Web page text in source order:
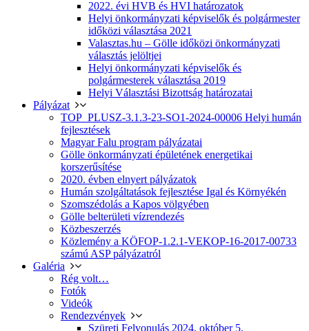
2022. évi HVB és HVI határozatok
Helyi önkormányzati képviselők és polgármester
időközi választása 2021
Valasztas.hu – Gölle időközi önkormányzati
választás jelöltjei
Helyi önkormányzati képviselők és
polgármesterek választása 2019
Helyi Választási Bizottság határozatai
Pályázat
TOP_PLUSZ-3.1.3-23-SO1-2024-00006 Helyi humán
fejlesztések
Magyar Falu program pályázatai
Gölle önkormányzati épületének energetikai
korszerűsítése
2020. évben elnyert pályázatok
Humán szolgáltatások fejlesztése Igal és Környékén
Szomszédolás a Kapos völgyében
Gölle belterületi vízrendezés
Közbeszerzés
Közlemény a KÖFOP-1.2.1-VEKOP-16-2017-00733
számú ASP pályázatról
Galéria
Rég volt…
Fotók
Videók
Rendezvények
Szüreti Felvonulás 2024. október 5.